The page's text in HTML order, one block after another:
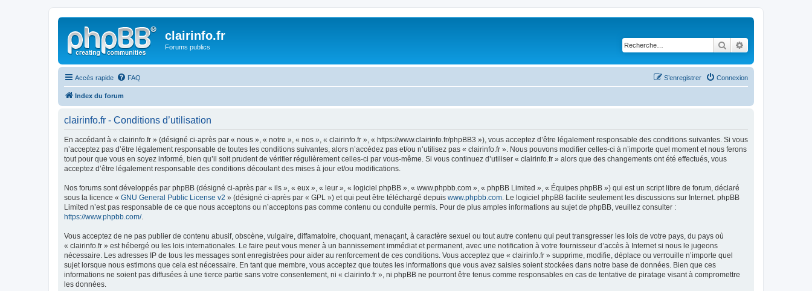
clairinfo.fr
Forums publics Rechercher
Accès rapide FAQ Connexion
S’enregistrer
Index du forum
clairinfo.fr - Conditions d’utilisation
En accédant à « clairinfo.fr » (désigné ci-après par « nous », « notre », « nos », « clairinfo.fr », « https://www.clairinfo.fr/phpBB3 »), vous acceptez d’être légalement responsable des conditions suivantes. Si vous
n’acceptez pas d’être légalement responsable de toutes les conditions suivantes, alors n’accédez pas et/ou n’utilisez pas « clairinfo.fr ». Nous pouvons modifier celles-ci à n’importe quel moment et nous ferons
tout pour que vous en soyez informé, bien qu’il soit prudent de vérifier régulièrement celles-ci par vous-même. Si vous continuez d’utiliser « clairinfo.fr » alors que des changements ont été effectués, vous
acceptez d’être légalement responsable des conditions découlant des mises à jour et/ou modifications.
Nos forums sont développés par phpBB (désigné ci-après par « ils », « eux », « leur », « logiciel phpBB », « www.phpbb.com », « phpBB Limited », « Équipes phpBB ») qui est un script libre de forum, déclaré
sous la licence « GNU General Public License v2 » (désigné ci-après par « GPL ») et qui peut être téléchargé depuis www.phpbb.com . Le logiciel phpBB facilite seulement les discussions sur Internet. phpBB
Limited n’est pas responsable de ce que nous acceptons ou n’acceptons pas comme contenu ou conduite permis. Pour de plus amples informations au sujet de phpBB, veuillez consulter :
https://www.phpbb.com/.
Vous acceptez de ne pas publier de contenu abusif, obscène, vulgaire, diffamatoire, choquant, menaçant, à caractère sexuel ou tout autre contenu qui peut transgresser les lois de votre pays, du pays où
« clairinfo.fr » est hébergé ou les lois internationales. Le faire peut vous mener à un bannissement immédiat et permanent, avec une notification à votre fournisseur d’accès à Internet si nous le jugeons
nécessaire. Les adresses IP de tous les messages sont enregistrées pour aider au renforcement de ces conditions. Vous acceptez que « clairinfo.fr » supprime, modifie, déplace ou verrouille n’importe quel
sujet lorsque nous estimons que cela est nécessaire. En tant que membre, vous acceptez que toutes les informations que vous avez saisies soient stockées dans notre base de données. Bien que ces
informations ne soient pas diffusées à une tierce partie sans votre consentement, ni « clairinfo.fr », ni phpBB ne pourront être tenus comme responsables en cas de tentative de piratage visant à compromettre
les données.